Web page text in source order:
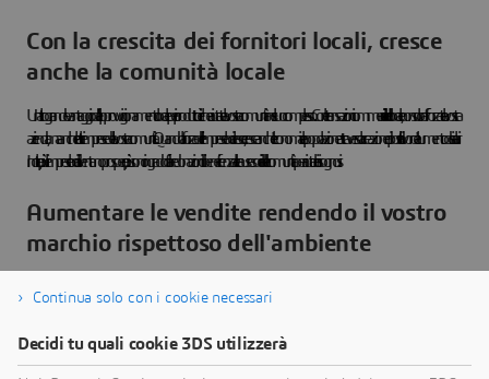
Con la crescita dei fornitori locali, cresce
anche la comunità locale
Un altro grande vantaggio dell'approvvigionamento locale per i produttori è che aiutate la vostra comunità nel suo complesso. Con le transazioni commerciali a livello locale, non solo rafforzate la vostra
azienda, ma anche le altre imprese della vostra comunità. Quando la forza delle imprese locali cresce, cresce anche l'economia e la popolazione attraverso la creazione di posti di lavoro e l'aumento dei salari.
Inoltre, più le imprese locali diventano prospere, più sono in grado di fare donazioni di beneficenza alle cause sociali della comunità per aiutare i bisognosi.
Aumentare le vendite rendendo il vostro
marchio rispettoso dell'ambiente
vostro marchio, poiché i clienti sapranno che la vostra azienda è rispettosa dell'ambiente e saranno più propensi a scegliere voi per il loro prossimo progetto di componenti piuttosto che i vostri concorrenti.
Continua solo con i cookie necessari
Decidi tu quali cookie 3DS utilizzerà